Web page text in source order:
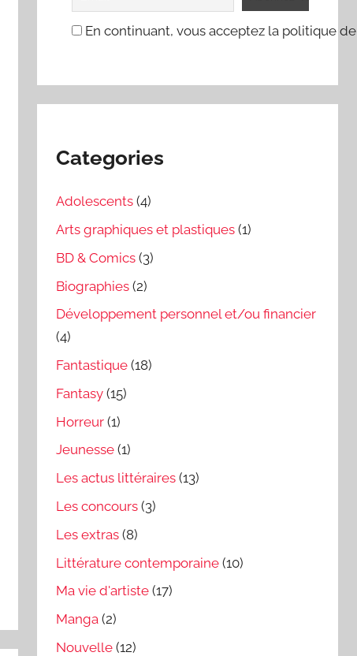
En continuant, vous acceptez la politique
Categories
Adolescents (4)
Arts graphiques et plastiques (1)
BD & Comics (3)
Biographies (2)
Développement personnel et/ou financier
(4)
Fantastique (18)
Fantasy (15)
Horreur (1)
Jeunesse (1)
Les actus littéraires (13)
Les concours (3)
Les extras (8)
Littérature contemporaine (10)
Ma vie d'artiste (17)
Manga (2)
Nouvelle (12)